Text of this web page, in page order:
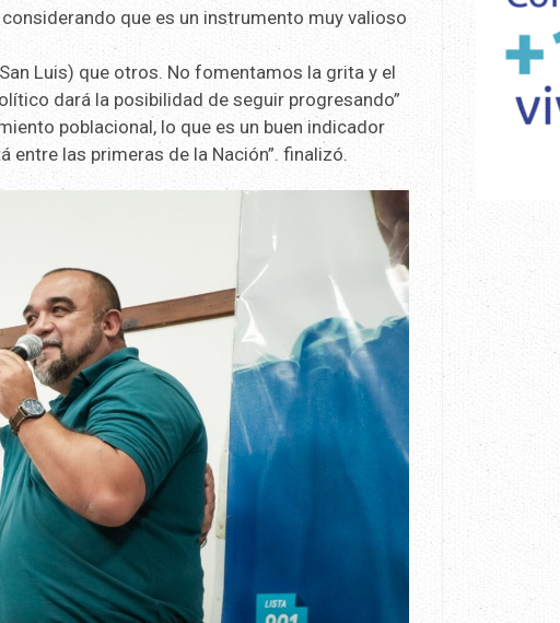
que es un instrumento muy valioso
Luis) que otros. No fomentamos la grita y el
dará la posibilidad de seguir progresando”
poblacional, lo que es un buen indicador
las primeras de la Nación”. finalizó.